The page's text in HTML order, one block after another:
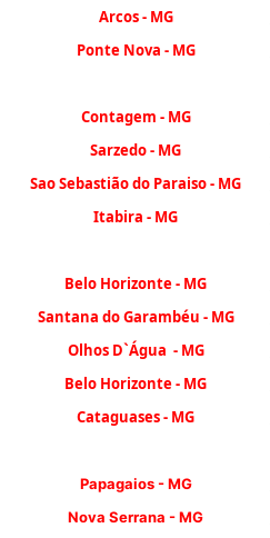
Arcos - MG
Ponte Nova - MG
Contagem - MG
Sarzedo - MG
Sao Sebastião do Paraiso - MG
Itabira - MG
Belo Horizonte - MG
Santana do Garambéu - MG
Olhos D`Água - MG
Belo Horizonte - MG
Cataguases - MG
Papagaios - MG
Nova Serrana - MG